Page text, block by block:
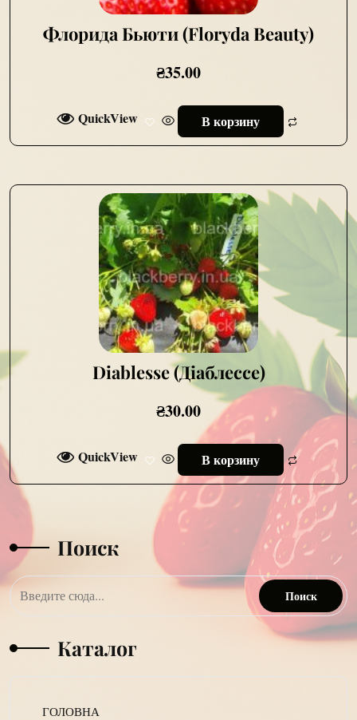
Флорида Бьюти (Floryda Beauty)
₴35.00
QuickView В корзину
Diablesse (Діаблессе)
₴30.00
QuickView В корзину
Поиск
Каталог
ГОЛОВНА